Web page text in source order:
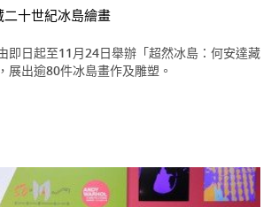
十世紀冰島繪畫
即日起至11月24日舉辦「超然冰島：何安達藏
展出逾80件冰島畫作及雕塑。